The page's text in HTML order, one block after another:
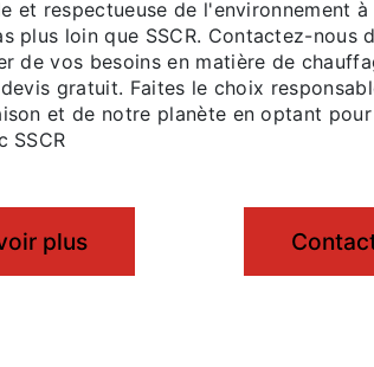
et respectueuse de l'environnement à
plus loin que SSCR. Contactez-nous
de vos besoins en matière de
gratuit. Faites le choix
et de notre planète en optant
SSCR
plus